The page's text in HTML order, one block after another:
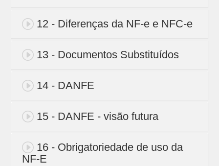
12 - Diferenças da NF-e e NFC-e
13 - Documentos Substituídos
14 - DANFE
15 - DANFE - visão futura
16 - Obrigatoriedade de uso da
NF-E